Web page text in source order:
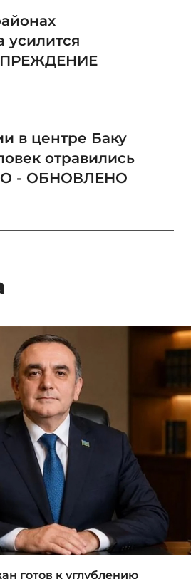
усилится
в центре Баку
отравились
- ОБНОВЛЕНО
готов к углублению